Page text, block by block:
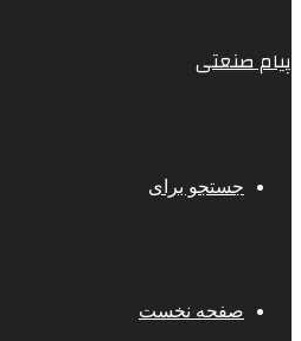
پیام صنعتی
جستجو برای
صفحه نخست